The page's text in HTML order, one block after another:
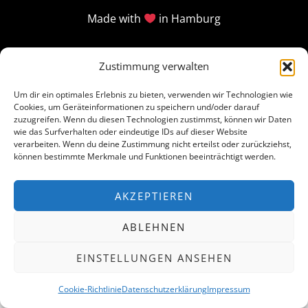
Zustimmung verwalten
Um dir ein optimales Erlebnis zu bieten, verwenden wir Technologien wie
Cookies, um Geräteinformationen zu speichern und/oder darauf
zuzugreifen. Wenn du diesen Technologien zustimmst, können wir Daten
wie das Surfverhalten oder eindeutige IDs auf dieser Website
verarbeiten. Wenn du deine Zustimmung nicht erteilst oder zurückziehst,
können bestimmte Merkmale und Funktionen beeinträchtigt werden.
AKZEPTIEREN
ABLEHNEN
EINSTELLUNGEN ANSEHEN
Cookie-RichtlinieDatenschutzerklärungImpressum
Made with in Hamburg